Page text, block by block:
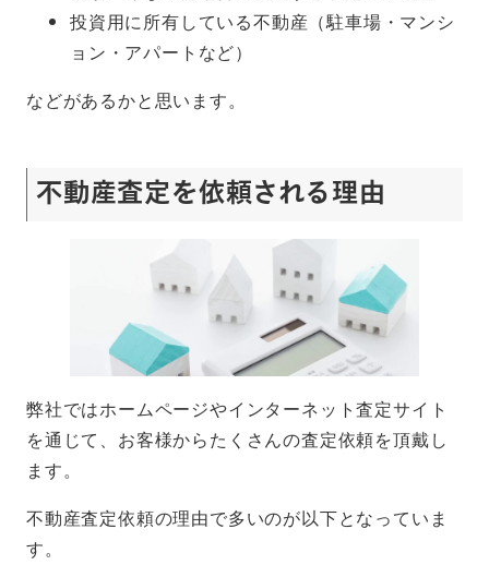
投資用に所有している不動産（駐車場・マンシ
ョン・アパートなど）
などがあるかと思います。
不動産査定を依頼される理由
弊社ではホームページやインターネット査定サイト
を通じて、お客様からたくさんの査定依頼を頂戴し
ます。
不動産査定依頼の理由で多いのが以下となっていま
す。